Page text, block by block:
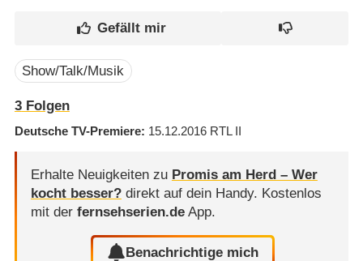
Show/Talk/Musik
3Folgen
Deutsche TV-Premiere 15.12.2016 RTL II
Erhalte Neuigkeiten zu Promis am Herd – Wer
kocht besser?direkt auf dein Handy. Kostenlos
mit der fernsehserien.deApp.
Benachrichtige mich